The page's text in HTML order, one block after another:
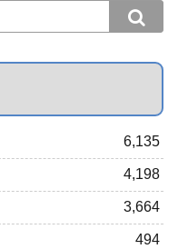
6,135
4,198
3,664
494